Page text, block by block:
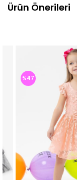
Ürün Önerileri
%47